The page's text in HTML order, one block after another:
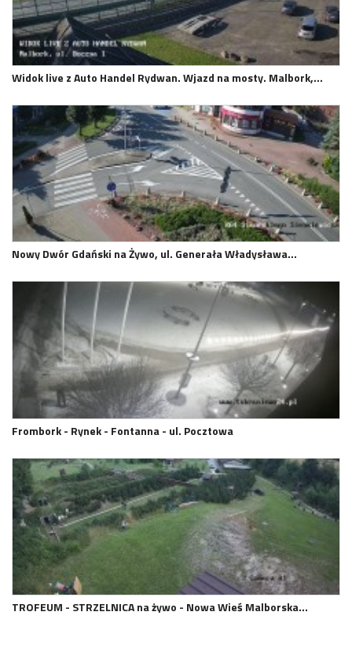
Widok live z Auto Handel Rydwan. Wjazd na mosty. Malbork,…
Nowy Dwór Gdański na Żywo, ul. Generała Władysława…
Frombork - Rynek - Fontanna - ul. Pocztowa
TROFEUM - STRZELNICA na żywo - Nowa Wieś Malborska…